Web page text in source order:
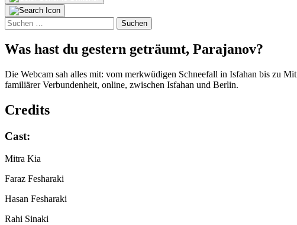
Suchen
nach:
Was hast du ges­tern geträumt, Para­ja­nov?
Die Webcam sah alles mit: vom merkwüdigen Schneefall in Isfahan bis zu
familiärer Verbundenheit, online, zwischen Isfahan und Berlin.
Credits
Cast:
Mitra Kia
Faraz Fesharaki
Hasan Fesharaki
Rahi Sinaki